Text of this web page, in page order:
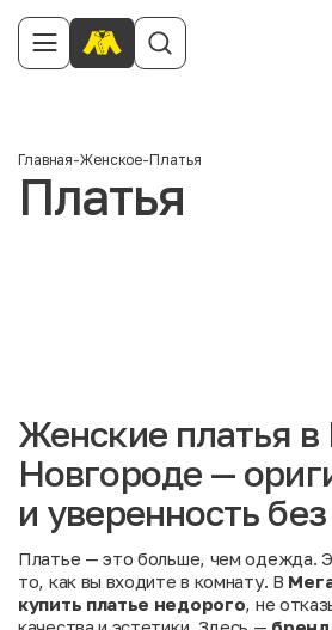
Главная-Женское-Платья
Платья
Женские платья
Новгороде —
и уверенность
Платье — это больше, чем одежда.
то, как вы входите в комнату. В
купить платье недорого, не